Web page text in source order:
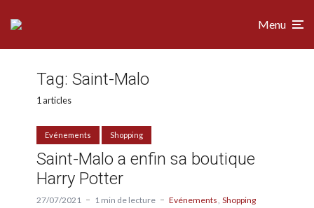
Menu
Tag: Saint-Malo
1 articles
Evénements Shopping
Saint-Malo a enfin sa boutique
Harry Potter
27/07/2021 1 min de lecture Evénements Shopping